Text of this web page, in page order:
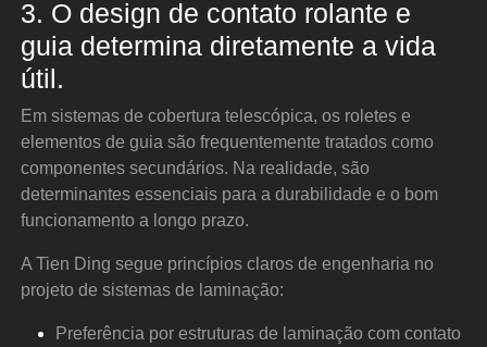
3. O design de contato rolante e
guia determina diretamente a vida
útil.
Em sistemas de cobertura telescópica, os roletes e
elementos de guia são frequentemente tratados como
componentes secundários. Na realidade, são
determinantes essenciais para a durabilidade e o bom
funcionamento a longo prazo.
A Tien Ding segue princípios claros de engenharia no
projeto de sistemas de laminação:
Preferência por estruturas de laminação com contato